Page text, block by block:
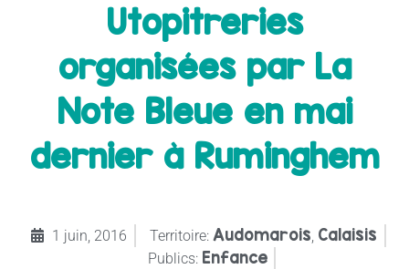
Utopitreries
organisées par La
Note Bleue en mai
dernier à Ruminghem
1 juin, 2016 Territoire: Audomarois Calaisis
Publics: Enfance